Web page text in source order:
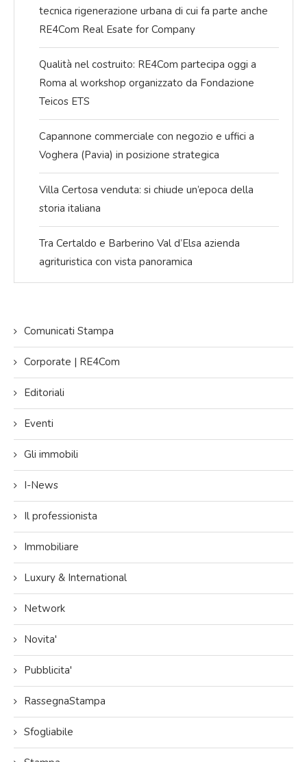
tecnica rigenerazione urbana di cui fa parte anche
RE4Com Real Esate for Company
Qualità nel costruito: RE4Com partecipa oggi a
Roma al workshop organizzato da Fondazione
Teicos ETS
Capannone commerciale con negozio e uffici a
Voghera (Pavia) in posizione strategica
Villa Certosa venduta: si chiude un’epoca della
storia italiana
Tra Certaldo e Barberino Val d’Elsa azienda
agrituristica con vista panoramica
Comunicati Stampa
Corporate | RE4Com
Editoriali
Eventi
Gli immobili
I-News
Il professionista
Immobiliare
Luxury & International
Network
Novita'
Pubblicita'
RassegnaStampa
Sfogliabile